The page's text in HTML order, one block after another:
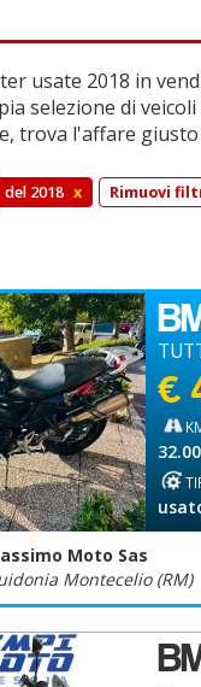
usate 2018 in
selezione di
trova l'affare giusto
del 2018 x Rimuovi
€
Moto Sas
Montecelio (RM)